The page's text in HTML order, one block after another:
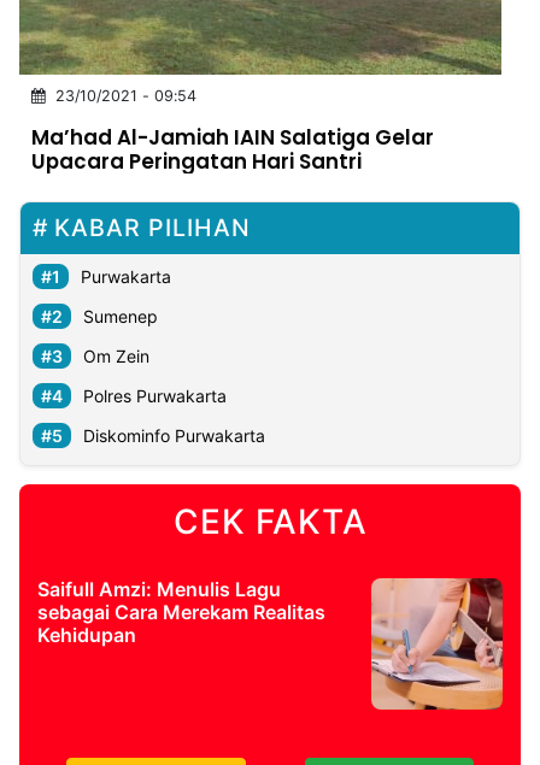
INDONESIA
Partner
Insight
NTB
Suara
Time
Lens
IDN
Daily
Jogja
Jalan
Rakyat
Idealita
News
Kita
Notice
Dinamikapost.com
Radar
Baru
Seedbacklink
Follow
Kabarbaru
Kabarbaru.co
2026
23/10/2021 - 09:54
Ma’had Al-Jamiah IAIN Salatiga Gelar
Upacara Peringatan Hari Santri
KABAR PILIHAN
Purwakarta
Sumenep
Om Zein
Polres Purwakarta
Diskominfo Purwakarta
CEK FAKTA
Saifull Amzi: Menulis Lagu
sebagai Cara Merekam Realitas
Kehidupan